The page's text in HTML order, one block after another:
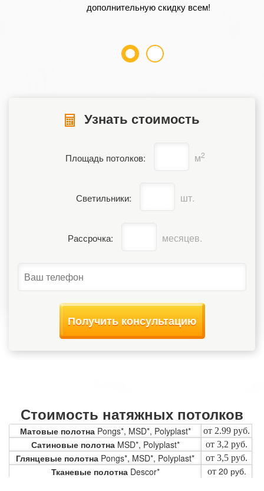
дополнительную скидку всем!
Узнать стоимость
Площадь потолков: м2
Светильники: шт.
Рассрочка: месяцев.
Получить консультацию
Стоимость натяжных потолков
Матовые полотнаPongs*, MSD*, Polyplast* от 2.99 руб.
Сатиновые полотнаMSD*, Polyplast* от 3,2 руб.
Глянцевые полотна Pongs*, MSD*, Polyplast* от 3,5 руб.
Тканевые полотнаDescor* от 20 руб.